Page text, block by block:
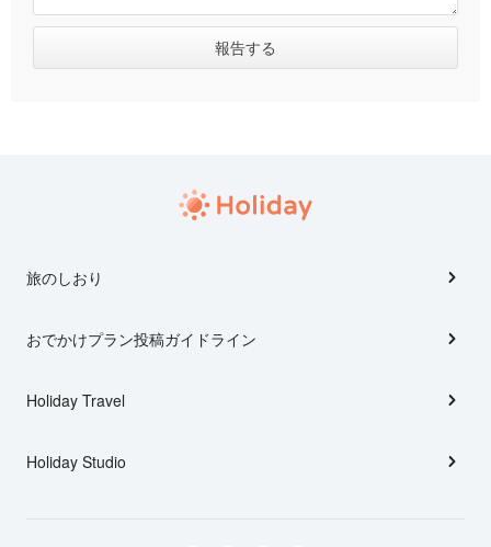
旅のしおり
おでかけプラン投稿ガイドライン
Holiday Travel
Holiday Studio